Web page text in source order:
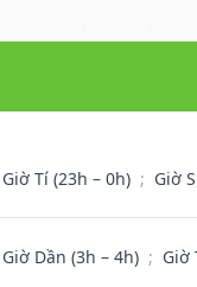
Giờ Tí (23h – 0h) ; Giờ
Giờ Dần (3h – 4h) ; Giờ